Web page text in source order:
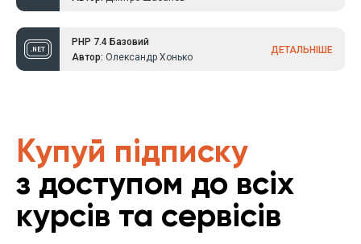
PHP 7.4 Базовий
Автор: Олександр Хонько
ДЕТАЛЬНІШЕ
Купуй підписку
з доступом до всіх
курсів та сервісів